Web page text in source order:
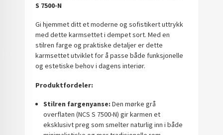
S 7500-N
Gi hjemmet ditt et moderne og sofistikert uttrykk
med dette karmsettet i dempet sort. Med en
stilren farge og praktiske detaljer er dette
karmsettet utviklet for å passe både funksjonelle
og estetiske behov i dagens interiør.
Produktfordeler:
Stilren fargenyanse: Den mørke grå
overflaten (NCS S 7500-N) gir karmen et
eksklusivt preg som smelter naturlig inn i både